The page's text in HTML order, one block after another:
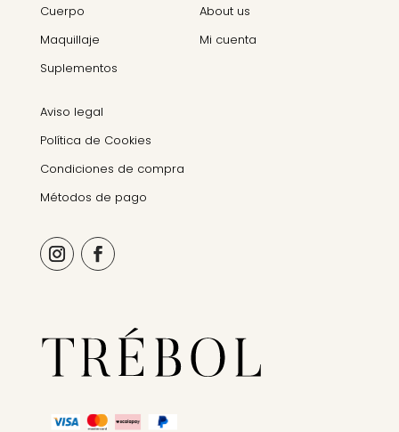
Cuerpo
Maquillaje
Suplementos
About us
Mi cuenta
Aviso legal
Política de Cookies
Condiciones de compra
Métodos de pago